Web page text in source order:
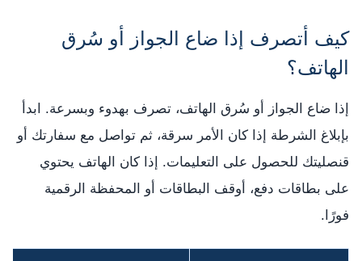
كيف أتصرف إذا ضاع الجواز أو سُرق
الهاتف؟
إذا ضاع الجواز أو سُرق الهاتف، تصرف بهدوء وبسرعة. ابدأ
بإبلاغ الشرطة إذا كان الأمر سرقة، ثم تواصل مع سفارتك أو
قنصليتك للحصول على التعليمات. إذا كان الهاتف يحتوي
على بطاقات دفع، أوقف البطاقات أو المحفظة الرقمية
فورًا.